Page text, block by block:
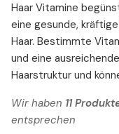
Haar Vitamine
eine gesunde,
Haar. Bestimmte
und eine
Haarstruktur und
Wir haben 11
entsprechen